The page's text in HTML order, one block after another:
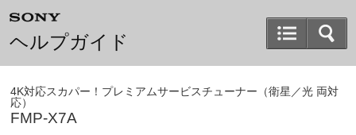
ヘルプガイド
4K対応スカパー！プレミアムサービスチューナー（衛星／光 両対
応）
FMP-X7A